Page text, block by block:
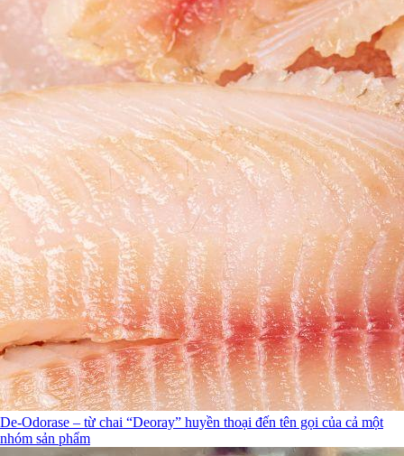
De-Odorase – từ chai “Deoray” huyền thoại đến tên gọi của cả một
nhóm sản phẩm